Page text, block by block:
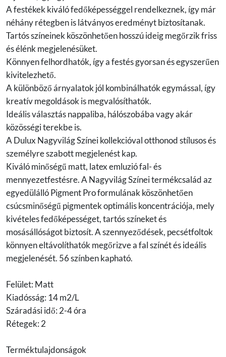
A festékek kiváló fedőképességgel rendelkeznek, így már
néhány rétegben is látványos eredményt biztosítanak.
Tartós színeinek köszönhetően hosszú ideig megőrzik friss
és élénk megjelenésüket.
Könnyen felhordhatók, így a festés gyorsan és egyszerűen
kivitelezhető.
A különböző árnyalatok jól kombinálhatók egymással, így
kreatív megoldások is megvalósíthatók.
Ideális választás nappaliba, hálószobába vagy akár
közösségi terekbe is.
A Dulux Nagyvilág Színei kollekcióval otthonod stílusos és
személyre szabott megjelenést kap.
Kiváló minőségű matt, latex emluzió fal- és
mennyezetfestésre. A Nagyvilág Színei termékcsalád az
egyedülálló Pigment Pro formulának köszönhetően
csúcsminőségű pigmentek optimális koncentrációja, mely
kivételes fedőképességet, tartós színeket és
mosásállóságot biztosít. A szennyeződések, pecsétfoltok
könnyen eltávolíthatók megőrizve a fal színét és ideális
megjelenését. 56 színben kapható.
Felület: Matt
Kiadósság: 14 m2/L
Száradási idő: 2-4 óra
Rétegek: 2
Terméktulajdonságok